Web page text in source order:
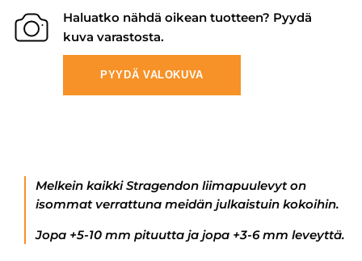
Haluatko nähdä oikean tuotteen? Pyydä
kuva varastosta.
PYYDÄ VALOKUVA
Melkein kaikki Stragendon liimapuulevyt on
isommat verrattuna meidän julkaistuin kokoihin.
Jopa +5-10 mm pituutta ja jopa +3-6 mm leveyttä.